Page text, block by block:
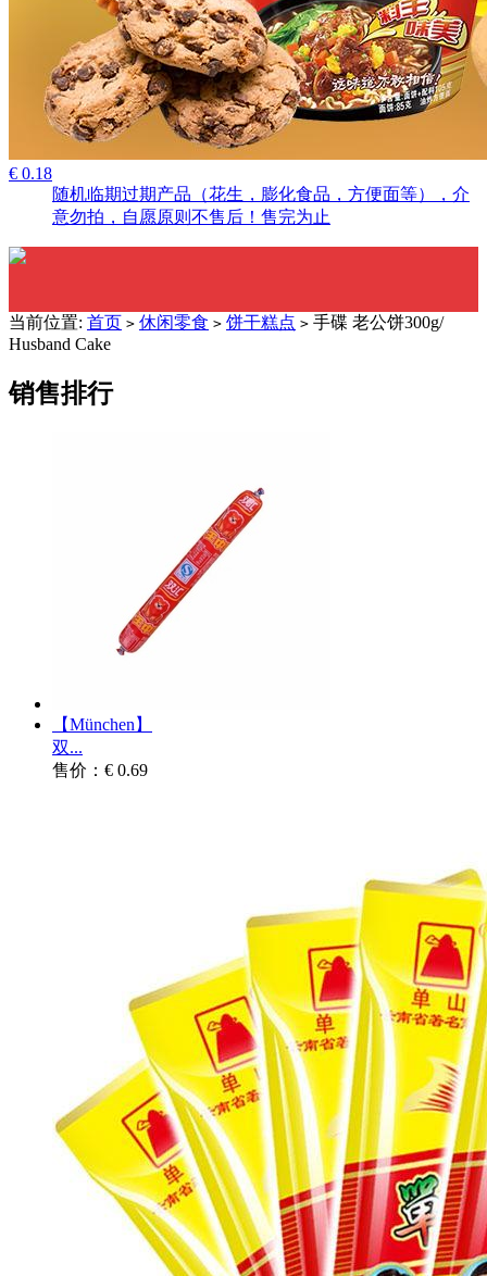
€ 0.18
随机临期过期产品（花生，膨化食品，方便面等），介
意勿拍，自愿原则不售后！售完为止
当前位置: 首页 > 休闲零食 > 饼干糕点 > 手碟 老公饼300g/
Husband Cake
销售排行
【München】
双...
售价：€ 0.69